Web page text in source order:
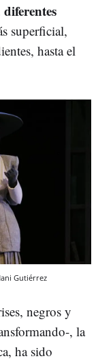
superficial,
hasta el
Gutiérrez
negros y
, la
ha sido